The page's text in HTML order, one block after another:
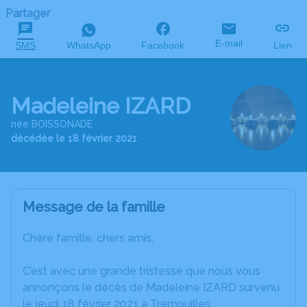
Partager
SMS WhatsApp Facebook E-mail Lien
Madeleine IZARD
née BOISSONADE
décédée le 18 février 2021
Message de la famille
Chère famille, chers amis,
C’est avec une grande tristesse que nous vous
annonçons le décès de Madeleine IZARD survenu
le jeudi 18 février 2021 à Tremouilles.